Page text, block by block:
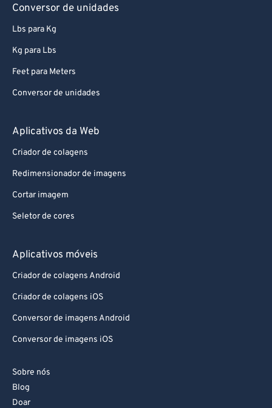
Conversor de unidades
Lbs para Kg
Kg para Lbs
Feet para Meters
Conversor de unidades
Aplicativos da Web
Criador de colagens
Redimensionador de imagens
Cortar imagem
Seletor de cores
Aplicativos móveis
Criador de colagens Android
Criador de colagens iOS
Conversor de imagens Android
Conversor de imagens iOS
Sobre nós
Blog
Doar